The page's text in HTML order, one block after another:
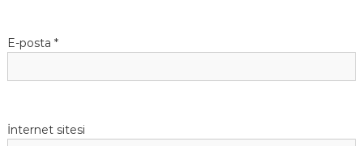
E-posta *
İnternet sitesi